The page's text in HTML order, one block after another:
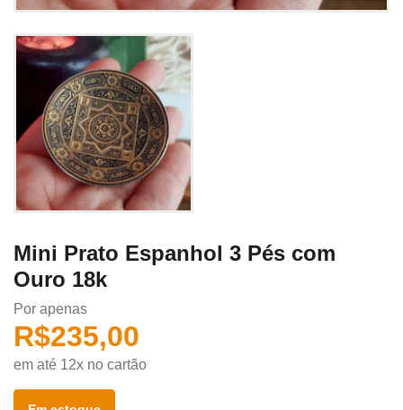
Mini Prato Espanhol 3 Pés com
Ouro 18k
Por apenas
R$235,00
em até 12x no cartão